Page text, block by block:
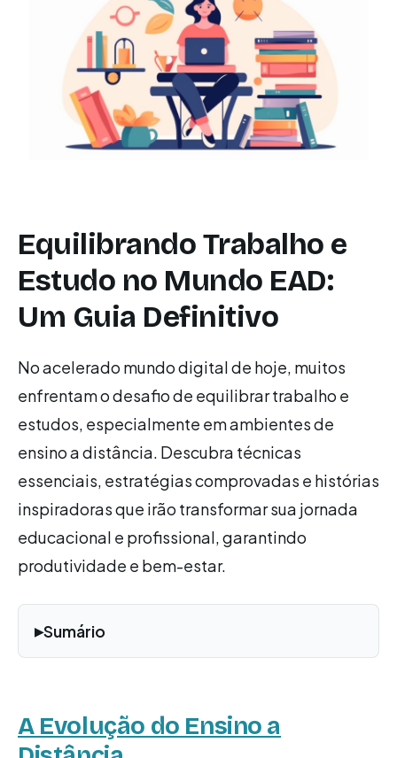
Equilibrando Trabalho e
Estudo no Mundo EAD:
Um Guia Definitivo
No acelerado mundo digital de hoje, muitos
enfrentam o desafio de equilibrar trabalho e
estudos, especialmente em ambientes de
ensino a distância. Descubra técnicas
essenciais, estratégias comprovadas e histórias
inspiradoras que irão transformar sua jornada
educacional e profissional, garantindo
produtividade e bem-estar.
Sumário
A Evolução do Ensino a